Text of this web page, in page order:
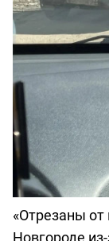
«Отрезаны
Новгороде